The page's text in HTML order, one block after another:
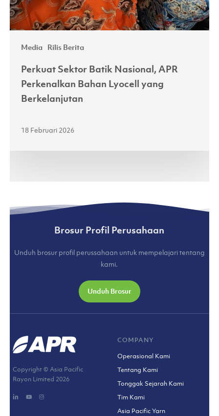
Media Rilis Berita
yang
Berkelanjutan
Perkuat Sektor Batik Nasional, APR
Perkenalkan Bahan Lyocell yang
Berkelanjutan
18 Februari 2026
Brosur Profil Perusahaan
Unduh brosur profil perussahaan untuk mempelajari tentang
kami.
Unduh Brosur
Copyright © Asia Pacific
Rayon Limited 2026
COMPANY
Operasional Kami
Tentang Kami
Tonggak Sejarah Kami
Tim Kami
Asia Pacific Yarn